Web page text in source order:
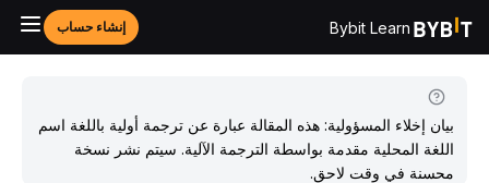
Bybit Learn إنشاء حساب
بيان إخلاء المسؤولية: هذه المقالة عبارة عن ترجمة أولية باللغة اسم
اللغة المحلية مقدمة بواسطة الترجمة الآلية. سيتم نشر نسخة
محسنة في وقت لاحق.